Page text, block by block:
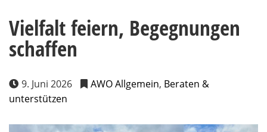
Vielfalt feiern, Begegnungen
schaffen
9. Juni 2026 AWO Allgemein, Beraten &
unterstützen